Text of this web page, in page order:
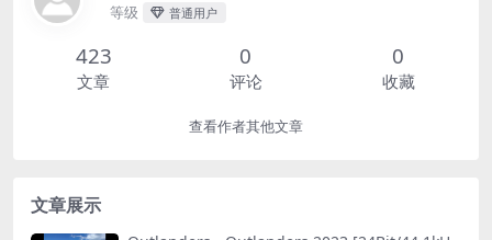
等级 普通用户
423
文章
0
评论
0
收藏
查看作者其他文章
文章展示